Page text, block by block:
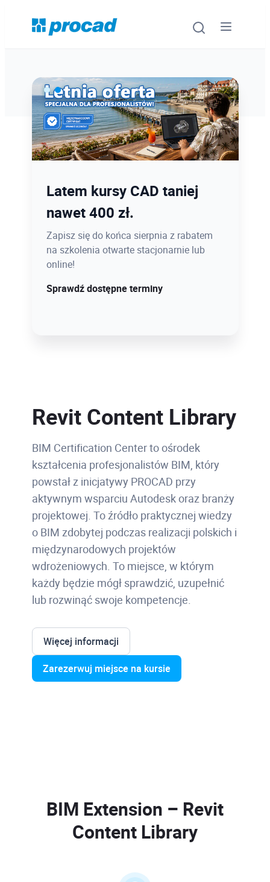
Ostatnie dni promocji Blind
Bird
12.08 o 12:08 zamykamy Blind Bird na
PROCAD EXPO 2026 - dołącz w
najlepszej cenie!
Sprawdź szczegóły!
Latem kursy CAD taniej
nawet 400 zł.
Zapisz się do końca sierpnia z rabatem
na szkolenia otwarte stacjonarnie lub
online!
Sprawdź dostępne terminy
Revit Content Library
BIM Certification Center to ośrodek
kształcenia profesjonalistów BIM, który
powstał z inicjatywy PROCAD przy
aktywnym wsparciu Autodesk oraz branży
projektowej. To źródło praktycznej wiedzy
o BIM zdobytej podczas realizacji polskich i
międzynarodowych projektów
wdrożeniowych. To miejsce, w którym
każdy będzie mógł sprawdzić, uzupełnić
lub rozwinąć swoje kompetencje.
Więcej informacji
Zarezerwuj miejsce na kursie
BIM Extension – Revit
Content Library
Oprogramowanie
Szkolenia
Urządzenia i serwis